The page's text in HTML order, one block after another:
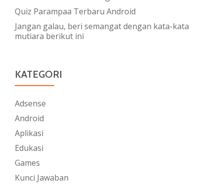
Quiz Parampaa Terbaru Android
Jangan galau, beri semangat dengan kata-kata
mutiara berikut ini
KATEGORI
Adsense
Android
Aplikasi
Edukasi
Games
Kunci Jawaban